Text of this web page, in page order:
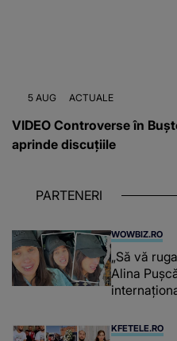
5 AUG ACTUALE
VIDEO Controverse în
aprinde discuțiile
PARTENERI
WOWBIZ.RO
„Să vă
Alina
KFETELE.RO